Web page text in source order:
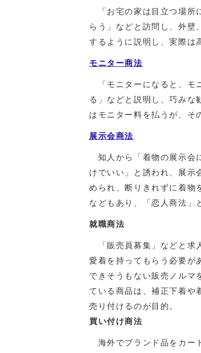
「お宅の家は目立つ場所
らう」などと訪問し、外壁
するように説明し、実際は
モニター商法
「モニターになると、モ
る」などと説明し、巧みな
はモニター料を払うが、そ
展示会商法
知人から「着物の展示会
けでいい」と誘われ、展示
められ、断りきれずに着物
などもあり、「恋人商法」
就職商法
「販売員募集」などと求
愛着を持ってもらう必要が
できそうもない販売ノルマ
ている商品は、補正下着や
売り付けるのが目的。
買い付け商法
海外でブランド品をカー